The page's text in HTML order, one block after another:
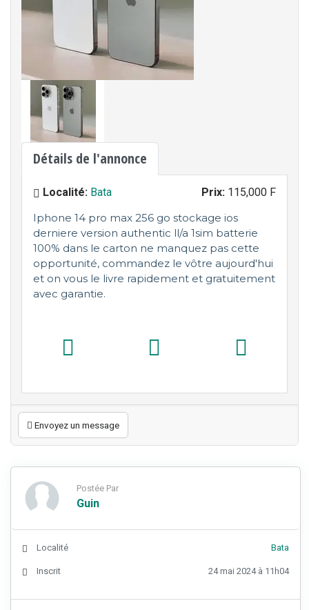
Détails de l'annonce
Localité: Bata Prix: 115,000 F
Iphone 14 pro max 256 go stockage ios
derniere version authentic ll/a 1sim batterie
100% dans le carton ne manquez pas cette
opportunité, commandez le vôtre aujourd'hui
et on vous le livre rapidement et gratuitement
avec garantie.
Envoyez un message
Postée Par
Guin
Localité Bata
Inscrit 24 mai 2024 à 11h04